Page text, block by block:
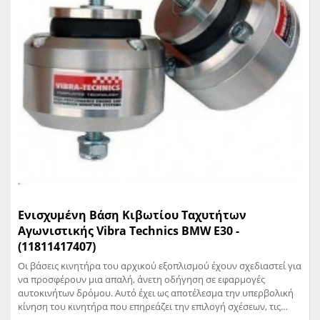
Ενισχυμένη Βάση Κιβωτίου Ταχυτήτων
Αγωνιστικής Vibra Technics BMW E30 -
(11811417407)
Οι βάσεις κινητήρα του αρχικού εξοπλισμού έχουν σχεδιαστεί για
να προσφέρουν μια απαλή, άνετη οδήγηση σε εφαρμογές
αυτοκινήτων δρόμου. Αυτό έχει ως αποτέλεσμα την υπερβολική
κίνηση του κινητήρα που επηρεάζει την επιλογή σχέσεων, τις